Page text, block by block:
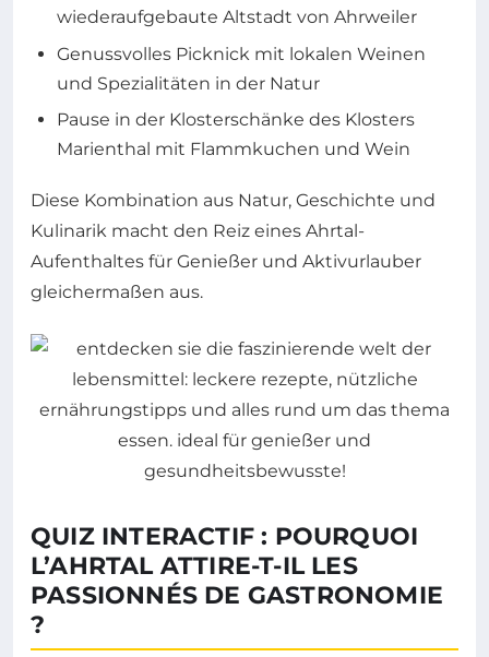
wiederaufgebaute Altstadt von Ahrweiler
Genussvolles Picknick mit lokalen Weinen
und Spezialitäten in der Natur
Pause in der Klosterschänke des Klosters
Marienthal mit Flammkuchen und Wein
Diese Kombination aus Natur, Geschichte und
Kulinarik macht den Reiz eines Ahrtal-
Aufenthaltes für Genießer und Aktivurlauber
gleichermaßen aus.
QUIZ INTERACTIF : POURQUOI
L’AHRTAL ATTIRE-T-IL LES
PASSIONNÉS DE GASTRONOMIE
?